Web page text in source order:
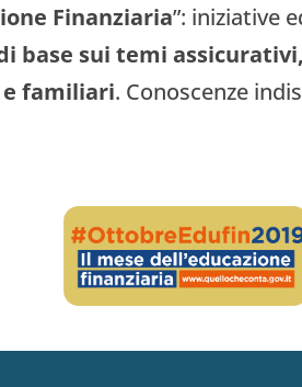
Finanziaria”: iniziative
base sui temi
familiari. Conoscenze